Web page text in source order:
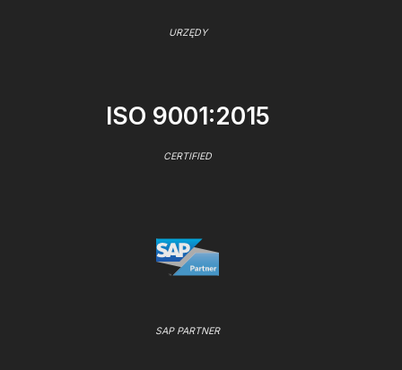
URZĘDY
ISO 9001:2015
CERTIFIED
SAP PARTNER